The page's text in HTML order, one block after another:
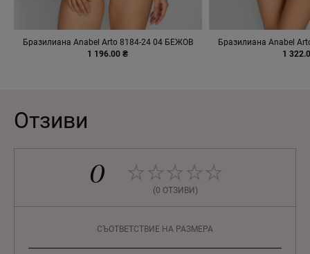
Бразилиана Anabel Arto 8184-24 04 БЕЖОВ
1 196.00 ₴
Бразилиана Anabel
1
Отзиви
0
(0 ОТЗИВИ)
СЪОТВЕТСТВИЕ НА РАЗМЕРА